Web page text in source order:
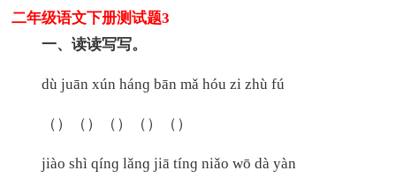
二年级语文下册测试题3
一、读读写写。
dù juān xún hánɡ bān mǎ hóu zi zhù fú
（）（）（）（）（）
jiào shì qínɡ lǎnɡ jiā tínɡ niǎo wō dà yàn